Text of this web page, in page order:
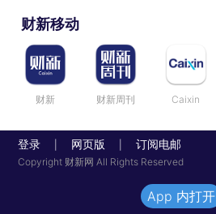
财新移动
财新 财新周刊 Caixin
登录 网页版 订阅电邮
Copyright 财新网 All Rights Reserved
App 内打开